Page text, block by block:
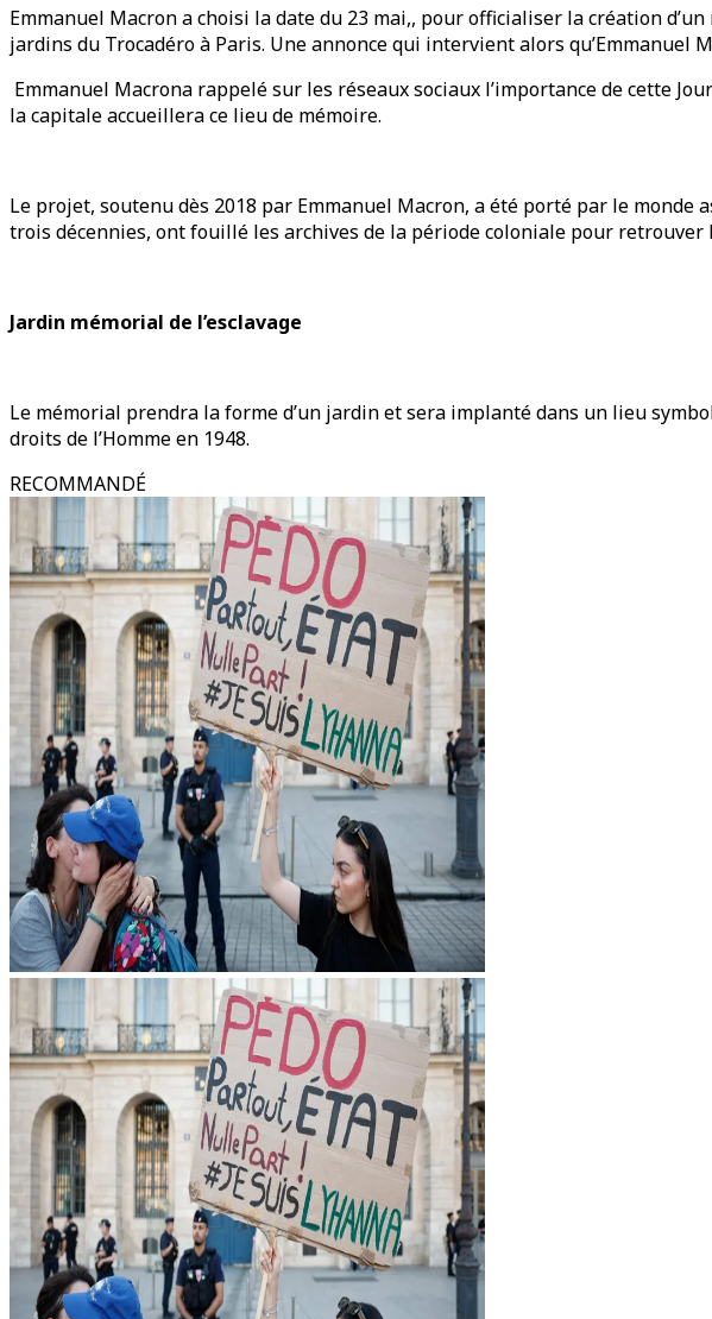
Emmanuel Macron a choisi la date du 23 mai,, pour officialiser la création
jardins du Trocadéro à Paris. Une annonce qui intervient alors qu’Emmanuel
Emmanuel Macrona rappelé sur les réseaux sociaux l’importance de cette
la capitale accueillera ce lieu de mémoire.
Le projet, soutenu dès 2018 par Emmanuel Macron, a été porté par le
trois décennies, ont fouillé les archives de la période coloniale pour retrouver
Jardin mémorial de l’esclavage
Le mémorial prendra la forme d’un jardin et sera implanté dans un lieu
droits de l’Homme en 1948.
RECOMMANDÉ